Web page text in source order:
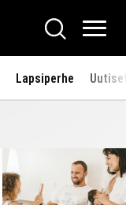
Hae
Lapsiperhe